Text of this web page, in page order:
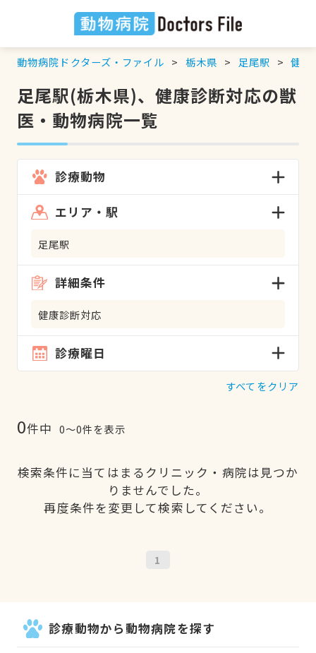
動物病院ドクターズ・ファイル 栃木県 足尾駅 健康
足尾駅(栃木県)、健康診断対応の獣
医・動物病院一覧
診療動物
エリア・駅
足尾駅
詳細条件
健康診断対応
診療曜日
すべてをクリア
0件中 0〜0件を表示
検索条件に当てはまるクリニック・病院は見つか
りませんでした。
再度条件を変更して検索してください。
1
診療動物から動物病院を探す